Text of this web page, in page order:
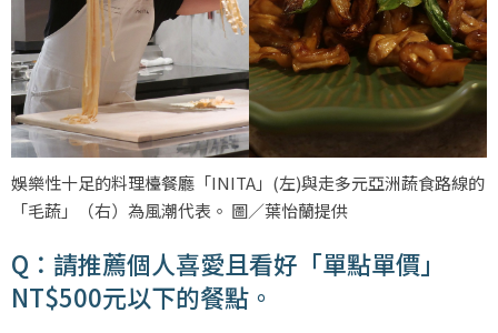
娛樂性十足的料理檯餐廳「INITA」(左)與走多元亞洲蔬食路線的
「毛蔬」（右）為風潮代表。 圖／葉怡蘭提供
Q：請推薦個人喜愛且看好「單點單價」
NT$500元以下的餐點。